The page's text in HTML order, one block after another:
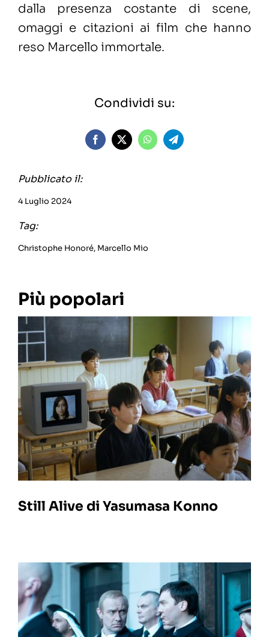
dalla presenza costante di scene,
omaggi e citazioni ai film che hanno
reso Marcello immortale.
Condividi su:
Pubblicato il:
4 Luglio 2024
Tag:
Christophe Honoré, Marcello Mio
Più popolari
Still Alive di Yasumasa Konno